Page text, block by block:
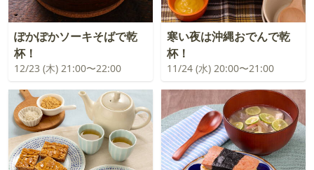
ぽかぽかソーキそばで乾
杯！
12/23 (木) 21:00〜22:00
寒い夜は沖縄おでんで乾
杯！
11/24 (水) 20:00〜21:00